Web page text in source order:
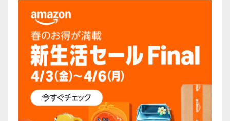
ジ
送
り